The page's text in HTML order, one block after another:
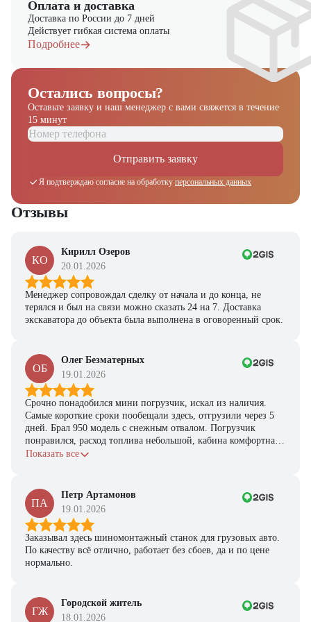
Оплата и доставка
Доставка по России до 7 дней
Действует гибкая система оплаты
Подробнее
Остались вопросы?
Оставьте заявку и наш менеджер с вами свяжется в течение
15 минут
Отправить заявку
Я подтверждаю согласие на обработку персональных данных
Отзывы
КО
Кирилл Озеров
20.01.2026
Менеджер сопровождал сделку от начала и до конца, не
терялся и был на связи можно сказать 24 на 7. Доставка
экскаватора до объекта была выполнена в оговоренный срок.
ОБ
Олег Безматерных
19.01.2026
Срочно понадобился мини погрузчик, искал из наличия.
Самые короткие сроки пообещали здесь, отгрузили через 5
дней. Брал 950 модель с снежным отвалом. Погрузчик
понравился, расход топлива небольшой, кабина комфортная,
с задачами справляется.
Показать все
ПА
Петр Артамонов
19.01.2026
Заказывал здесь шиномонтажный станок для грузовых авто.
По качеству всё отлично, работает без сбоев, да и по цене
нормально.
ГЖ
Городской житель
18.01.2026